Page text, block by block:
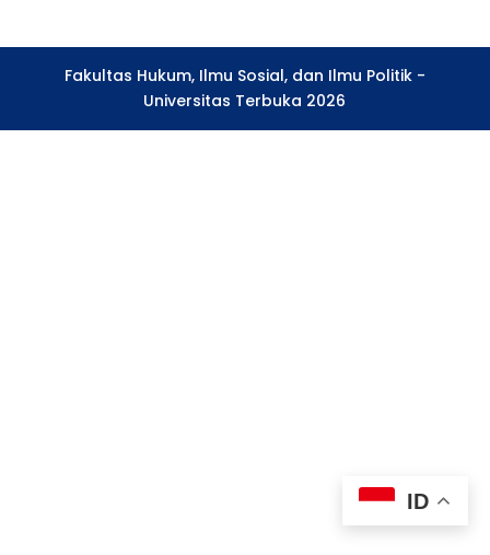
Fakultas Hukum, Ilmu Sosial, dan Ilmu Politik -
Universitas Terbuka 2026
ID